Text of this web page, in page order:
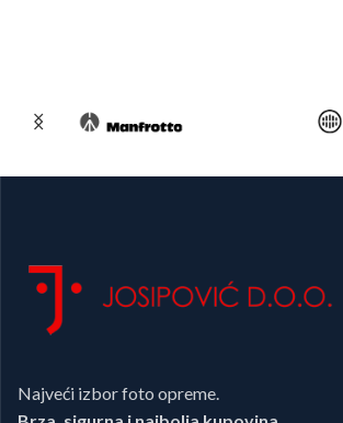
Najveći izbor foto opreme.